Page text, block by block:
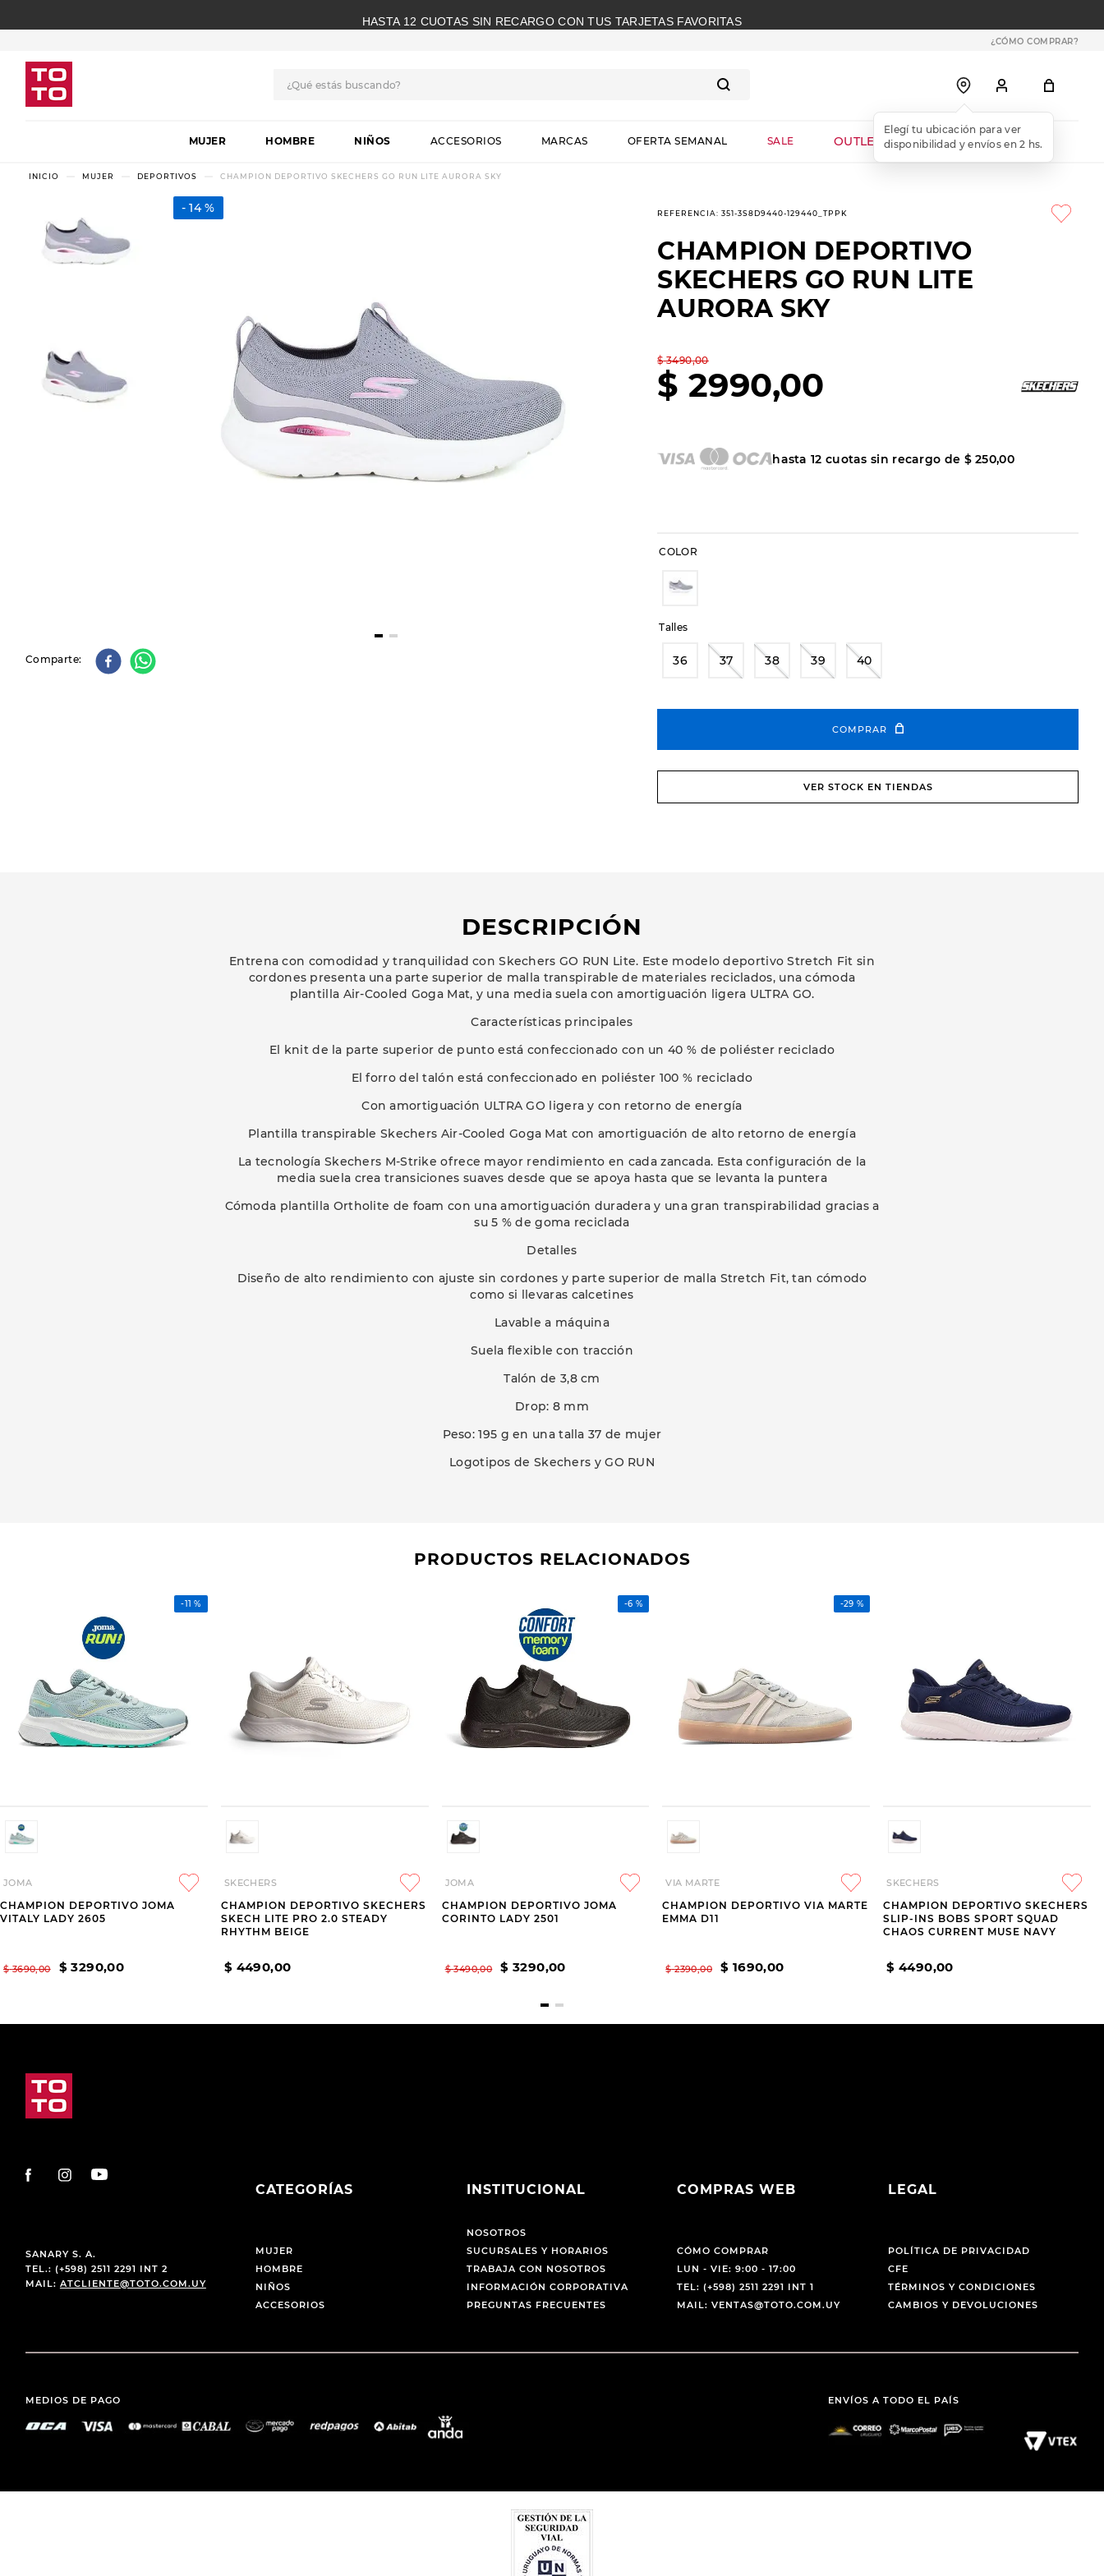
HASTA 12 CUOTAS SIN RECARGO CON TUS TARJETAS FAVORITAS
¿CÓMO COMPRAR?
MUJER HOMBRE NIÑOS ACCESORIOS MARCAS OFERTA SEMANAL SALE OUTLET WEB
MUJER DEPORTIVOS CHAMPION DEPORTIVO SKECHERS GO RUN LITE AURORA SKY
14 %
Comparte
REFERENCIA:351-3S8D9440-129440_TPPK
CHAMPION DEPORTIVO
SKECHERS GO RUN LITE
AURORA SKY
$ 3490,00
$ 2990,00
hasta12 cuotas sin recargo de $ 250,00
COLOR
Talles
36 37 38 39 40
COMPRAR
VER STOCK EN TIENDAS
DESCRIPCIÓN
Entrena con comodidad y tranquilidad con Skechers GO RUN Lite. Este modelo deportivo Stretch Fit sin
cordones presenta una parte superior de malla transpirable de materiales reciclados, una cómoda
plantilla Air-Cooled Goga Mat, y una media suela con amortiguación ligera ULTRA GO.
Características principales
El knit de la parte superior de punto está confeccionado con un 40 % de poliéster reciclado
El forro del talón está confeccionado en poliéster 100 % reciclado
Con amortiguación ULTRA GO ligera y con retorno de energía
Plantilla transpirable Skechers Air-Cooled Goga Mat con amortiguación de alto retorno de energía
La tecnología Skechers M-Strike ofrece mayor rendimiento en cada zancada. Esta configuración de la
media suela crea transiciones suaves desde que se apoya hasta que se levanta la puntera
Cómoda plantilla Ortholite de foam con una amortiguación duradera y una gran transpirabilidad gracias a
su 5 % de goma reciclada
Detalles
Diseño de alto rendimiento con ajuste sin cordones y parte superior de malla Stretch Fit, tan cómodo
como si llevaras calcetines
Lavable a máquina
Suela flexible con tracción
Talón de 3,8 cm
Drop: 8 mm
Peso: 195 g en una talla 37 de mujer
Logotipos de Skechers y GO RUN
PRODUCTOS RELACIONADOS
-11 %
JOMA
CHAMPION DEPORTIVO JOMA
VITALY LADY 2605
$ 3690,00 $ 3290,00
SKECHERS
CHAMPION DEPORTIVO SKECHERS
SKECH LITE PRO 2.0 STEADY
RHYTHM BEIGE
$ 4490,00
-6 %
JOMA
CHAMPION DEPORTIVO JOMA
CORINTO LADY 2501
$ 3490,00 $ 3290,00
-29 %
VIA MARTE
CHAMPION DEPORTIVO VIA MARTE
EMMA D11
$ 2390,00 $ 1690,00
SKECHERS
CHAMPION DEPORTIVO SKECHERS
SLIP-INS BOBS SPORT SQUAD
CHAOS CURRENT MUSE NAVY
$ 4490,00
SANARY S. A.
TEL.: (+598) 2511 2291 INT 2
MAIL: ATCLIENTE@TOTO.COM.UY
CATEGORÍAS
MUJER
HOMBRE
NIÑOS
ACCESORIOS
INSTITUCIONAL
NOSOTROS
SUCURSALES Y HORARIOS
TRABAJA CON NOSOTROS
INFORMACIÓN CORPORATIVA
PREGUNTAS FRECUENTES
COMPRAS WEB
CÓMO COMPRAR
LUN - VIE: 9:00 - 17:00
TEL: (+598) 2511 2291 INT 1
MAIL: VENTAS@TOTO.COM.UY
LEGAL
POLÍTICA DE PRIVACIDAD
CFE
TÉRMINOS Y CONDICIONES
CAMBIOS Y DEVOLUCIONES
MEDIOS DE PAGO ENVÍOS A TODO EL PAÍS
1.
botas
.
skechers
3.
sandalias
hitec
slip-ins
botas dama